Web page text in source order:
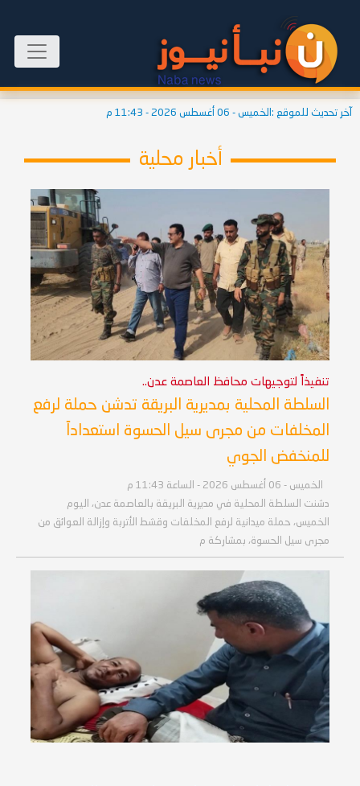
آخر تحديث للموقع : الخميس - 06 أغسطس 2026 - 11:43 م
أخبار محلية
تنفيذاً لتوجيهات محافظ العاصمة عدن..
السلطة المحلية بمديرية البريقة تدشن حملة لرفع
المخلفات من مجرى سيل الحسوة استعداداً
للمنخفض الجوي
الخميس - 06 أغسطس 2026 - الساعة 11:43 م
دشنت السلطة المحلية في مديرية البريقة بالعاصمة عدن، اليوم
الخميس، حملة ميدانية لرفع المخلفات وقشط الأتربة وإزالة العوائق من
مجرى سيل الحسوة، بمشاركة م